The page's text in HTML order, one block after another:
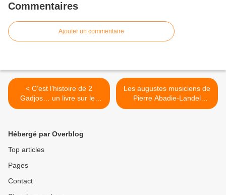
Commentaires
Ajouter un commentaire
< C’est l’histoire de 2
Gadjos… un livre sur les
Chicky par Grégory Bellini
Les augustes musiciens de
Pierre Abadie-Landel
(1896-1972) >
Hébergé par Overblog
Top articles
Pages
Contact